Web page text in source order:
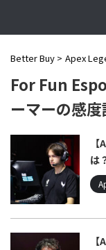
Better Buy > Apex
For Fun
ーマーの感
は